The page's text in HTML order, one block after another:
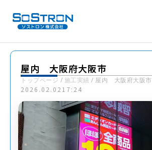
屋内 大阪府大阪市
トップページ / 施工実績 / 屋内 大阪府大阪市
2026.02.02 17:24